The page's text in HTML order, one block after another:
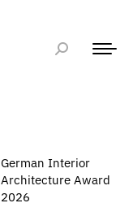
German Interior
Architecture Award
2026